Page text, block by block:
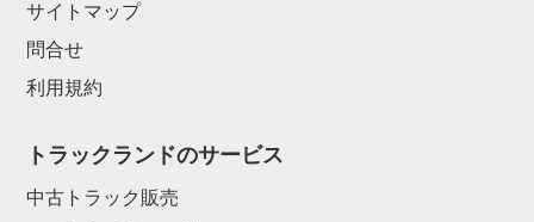
サイトマップ
問合せ
利用規約
トラックランドのサービス
中古トラック販売